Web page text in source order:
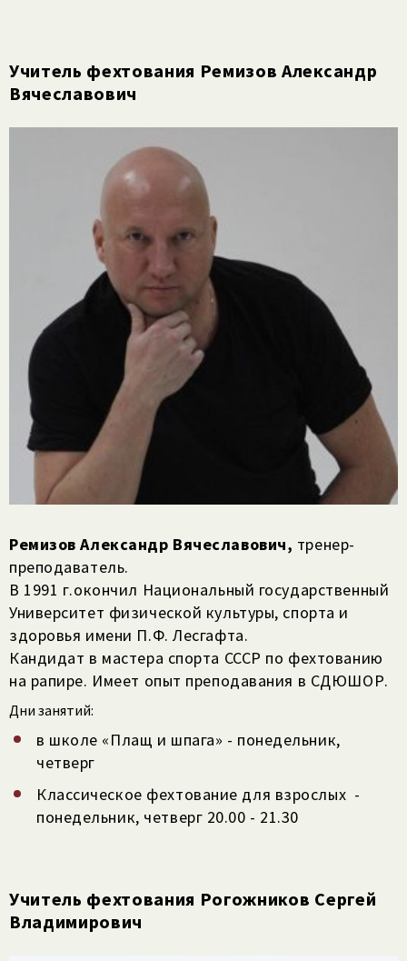
Учитель фехтования Ремизов Александр
Вячеславович
Ремизов Александр Вячеславович, тренер-
преподаватель.
В 1991 г.окончил Национальный государственный
Университет физической культуры, спорта и
здоровья имени П.Ф. Лесгафта.
Кандидат в мастера спорта СССР по фехтованию
на рапире. Имеет опыт преподавания в СДЮШОР.
Дни занятий:
в школе «Плащ и шпага» - понедельник,
четверг
Классическое фехтование для взрослых -
понедельник, четверг 20.00 - 21.30
Учитель фехтования Рогожников Сергей
Владимирович